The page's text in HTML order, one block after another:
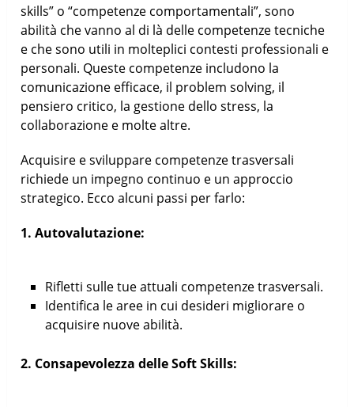
skills” o “competenze comportamentali”, sono
abilità che vanno al di là delle competenze tecniche
e che sono utili in molteplici contesti professionali e
personali. Queste competenze includono la
comunicazione efficace, il problem solving, il
pensiero critico, la gestione dello stress, la
collaborazione e molte altre.
Acquisire e sviluppare competenze trasversali
richiede un impegno continuo e un approccio
strategico. Ecco alcuni passi per farlo:
1. Autovalutazione:
Rifletti sulle tue attuali competenze trasversali.
Identifica le aree in cui desideri migliorare o
acquisire nuove abilità.
2. Consapevolezza delle Soft Skills: